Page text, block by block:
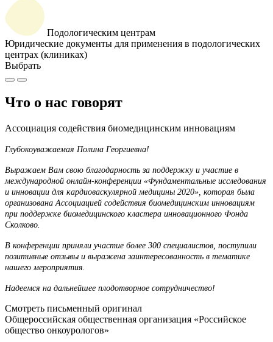
Подологическим центрам
Юридические документы для применения в подологических
центрах (клиниках)
Выбрать
Что о нас говорят
Ассоциация содействия биомедицинским инновациям
Глубокоуважаемая Полина Георгиевна!
Выражаем Вам свою благодарность за поддержку и участие в
международной онлайн-конференции «Фундаментальные исследования
и инновации для кардиоваскулярной медицины 2020», которая была
организована Ассоциацией содействия биомедицинским инновациям
при поддержке биомедицинского кластера инновационного Фонда
Сколково.
В конференции приняли участие более 300 специалистов, поступили
позитивные отзывы и выражена заинтересованность в тематике
нашего мероприятия.
Надеемся на дальнейшее плодотворное сотрудничество!
Смотреть письменный оригинал
Общероссийская общественная организация «Российское
общество онкоурологов»